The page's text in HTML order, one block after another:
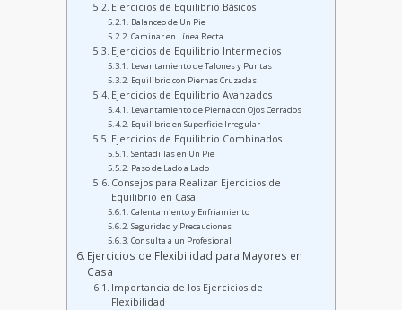
Ejercicios de Equilibrio Básicos
Balanceo de Un Pie
Caminar en Línea Recta
Ejercicios de Equilibrio Intermedios
Levantamiento de Talones y Puntas
Equilibrio con Piernas Cruzadas
Ejercicios de Equilibrio Avanzados
Levantamiento de Pierna con Ojos Cerrados
Equilibrio en Superficie Irregular
Ejercicios de Equilibrio Combinados
Sentadillas en Un Pie
Paso de Lado a Lado
Consejos para Realizar Ejercicios de
Equilibrio en Casa
Calentamiento y Enfriamiento
Seguridad y Precauciones
Consulta a un Profesional
Ejercicios de Flexibilidad para Mayores en
Casa
Importancia de los Ejercicios de
Flexibilidad